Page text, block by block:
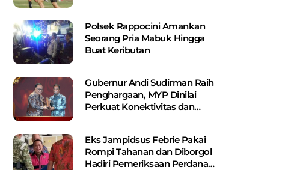
Polsek Rappocini Amankan
Seorang Pria Mabuk Hingga
Buat Keributan
Gubernur Andi Sudirman Raih
Penghargaan, MYP Dinilai
Perkuat Konektivitas dan
Eks Jampidsus Febrie Pakai
Rompi Tahanan dan Diborgol
Hadiri Pemeriksaan Perdana